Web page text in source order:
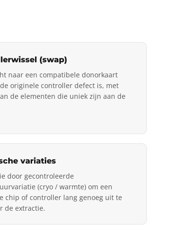
(swap)
naar een compatibele donorkaart
originele controller defect is, met
de elementen die uniek zijn aan de
variaties
door gecontroleerde
(cryo / warmte) om een
chip of controller lang genoeg uit te
de extractie.